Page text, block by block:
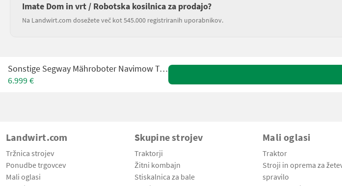
Imate Dom in vrt / Robotska kosilnica za prodajo?
Na Landwirt.com dosežete več kot 545.000 registriranih uporabnikov.
Sonstige Segway Mähroboter Navimow Terranox CM240M1
6.999 €
Landwirt.com
Tržnica strojev
Ponudbe trgovcev
Mali oglasi
Skupine strojev
Traktorji
Žitni kombajn
Stiskalnica za bale
Mali oglasi
Traktor
Stroji in oprema za
spravilo